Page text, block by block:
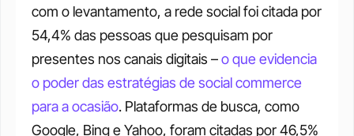
com o levantamento, a rede social foi citada por
54,4% das pessoas que pesquisam por
presentes nos canais digitais – o que evidencia
o poder das estratégias de social commerce
para a ocasião. Plataformas de busca, como
Google, Bing e Yahoo, foram citadas por 46,5%